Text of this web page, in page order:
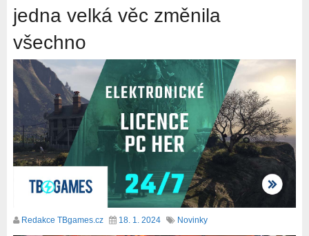
jedna velká věc změnila
všechno
Redakce TBgames.cz 18. 1. 2024 Novinky